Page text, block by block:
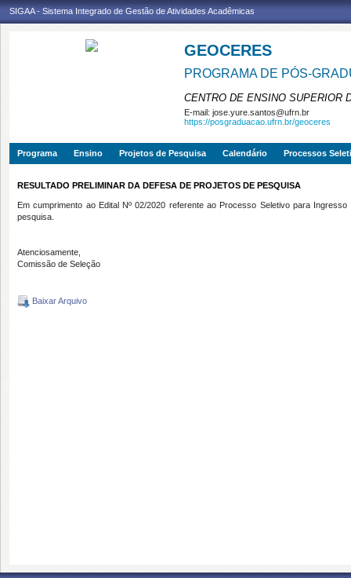
SIGAA - Sistema Integrado de Gestão de Atividades Acadêmicas
GEOCERES
PROGRAMA DE PÓS-
CENTRO DE ENSINO SUPERIOR
E-mail: jose.yure.santos@ufrn.br
https://posgraduacao.ufrn.br/geoceres
Programa Ensino Projetos de Pesquisa Calendário Processos
RESULTADO PRELIMINAR DA DEFESA DE PROJETOS DE PESQUISA
Em cumprimento ao Edital Nº 02/2020 referente ao Processo Seletivo para
pesquisa.
Atenciosamente,
Comissão de Seleção
Baixar Arquivo